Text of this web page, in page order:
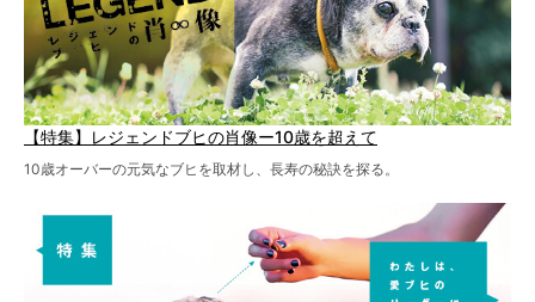
【特集】レジェンドブヒの肖像ー10歳を超えて
10歳オーバーの元気なブヒを取材し、長寿の秘訣を探る。